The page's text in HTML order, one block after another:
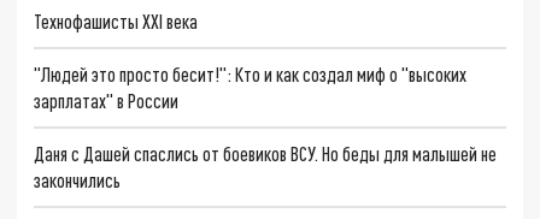
Технофашисты XXI века
"Людей это просто бесит!": Кто и как создал миф о "высоких
зарплатах" в России
Даня с Дашей спаслись от боевиков ВСУ. Но беды для малышей не
закончились